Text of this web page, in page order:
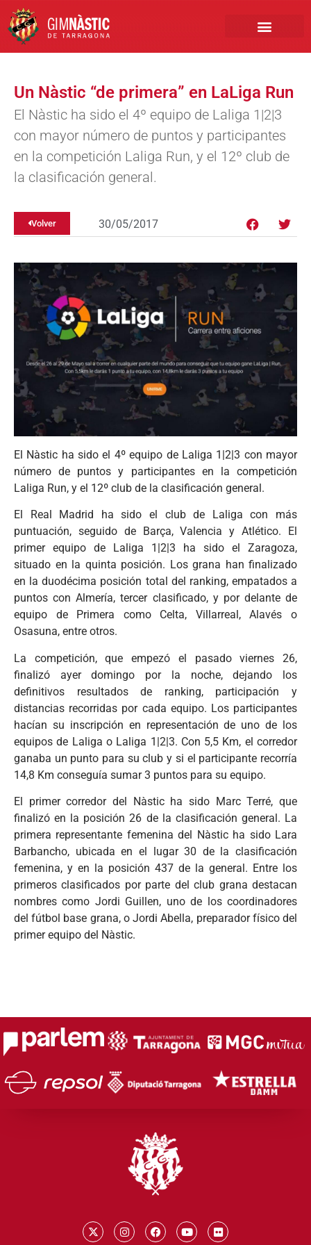
Un Nàstic “de primera” en LaLiga Run
El Nàstic ha sido el 4º equipo de Laliga 1|2|3
con mayor número de puntos y participantes
en la competición Laliga Run, y el 12º club de
la clasificación general.
Volver 30/05/2017
El Nàstic ha sido el 4º equipo de Laliga 1|2|3 con mayor
número de puntos y participantes en la competición
Laliga Run, y el 12º club de la clasificación general.
El Real Madrid ha sido el club de Laliga con más
puntuación, seguido de Barça, Valencia y Atlético. El
primer equipo de Laliga 1|2|3 ha sido el Zaragoza,
situado en la quinta posición. Los grana han finalizado
en la duodécima posición total del ranking, empatados a
puntos con Almería, tercer clasificado, y por delante de
equipo de Primera como Celta, Villarreal, Alavés o
Osasuna, entre otros.
La competición, que empezó el pasado viernes 26,
finalizó ayer domingo por la noche, dejando los
definitivos resultados de ranking, participación y
distancias recorridas por cada equipo. Los participantes
hacían su inscripción en representación de uno de los
equipos de Laliga o Laliga 1|2|3. Con 5,5 Km, el corredor
ganaba un punto para su club y si el participante recorría
14,8 Km conseguía sumar 3 puntos para su equipo.
El primer corredor del Nàstic ha sido Marc Terré, que
finalizó en la posición 26 de la clasificación general. La
primera representante femenina del Nàstic ha sido Lara
Barbancho, ubicada en el lugar 30 de la clasificación
femenina, y en la posición 437 de la general. Entre los
primeros clasificados por parte del club grana destacan
nombres como Jordi Guillen, uno de los coordinadores
del fútbol base grana, o Jordi Abella, preparador físico del
primer equipo del Nàstic.